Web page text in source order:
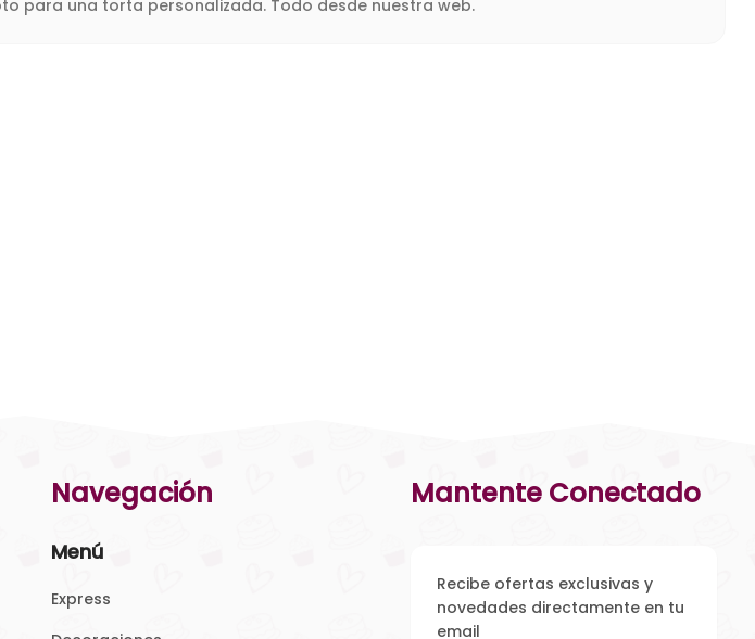
para una torta personalizada. Todo desde nuestra web.
Navegación
Menú
Express
Mantente Conectado
Recibe ofertas exclusivas y
novedades directamente en tu
email